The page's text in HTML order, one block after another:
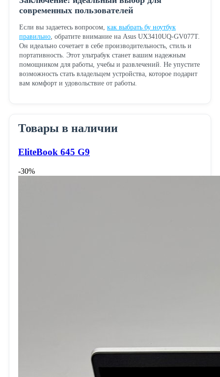
современных пользователей
Если вы задаетесь вопросом, как выбрать бу ноутбук
правильно, обратите внимание на Asus UX3410UQ-GV077T.
Он идеально сочетает в себе производительность, стиль и
портативность. Этот ультрабук станет вашим надежным
помощником для работы, учебы и развлечений. Не упустите
возможность стать владельцем устройства, которое подарит
вам комфорт и удовольствие от работы.
Товары в наличии
EliteBook 645 G9
-30%